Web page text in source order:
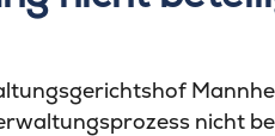
nicht